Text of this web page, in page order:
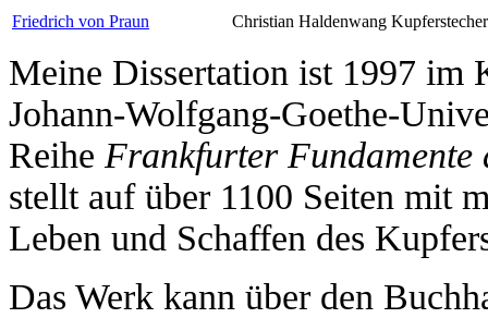
Friedrich von Praun Christian Haldenwang Kupferstecher
Meine Dissertation ist 1997 im
Johann-Wolfgang-Goethe-
Reihe Frankfurter
stellt auf über 1100 Seiten mit
Leben und Schaffen des
Das Werk kann über den